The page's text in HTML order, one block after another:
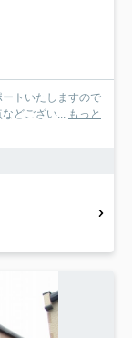
トいたしますので
どござい... もっと